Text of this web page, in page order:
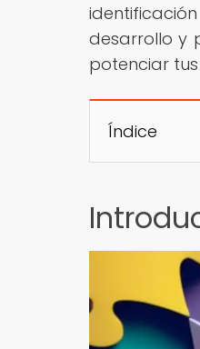
desarrollo y
potenciar
Índice